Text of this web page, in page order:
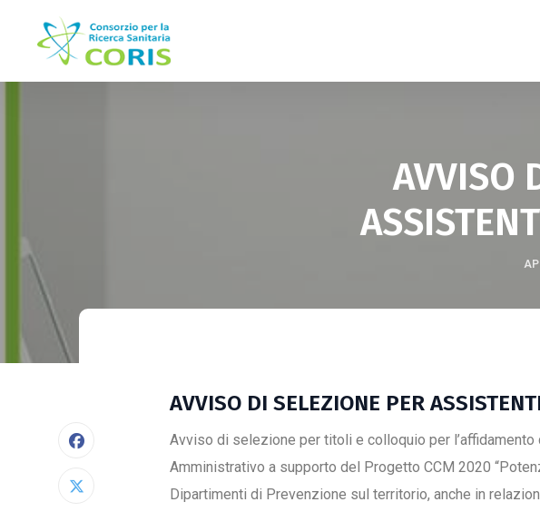
AVVISO
AVVISO DI SELEZIONE PER
Avviso di selezione per titoli e colloquio per
Amministrativo a supporto del Progetto CCM 2020
Dipartimenti di Prevenzione sul territorio, anche in